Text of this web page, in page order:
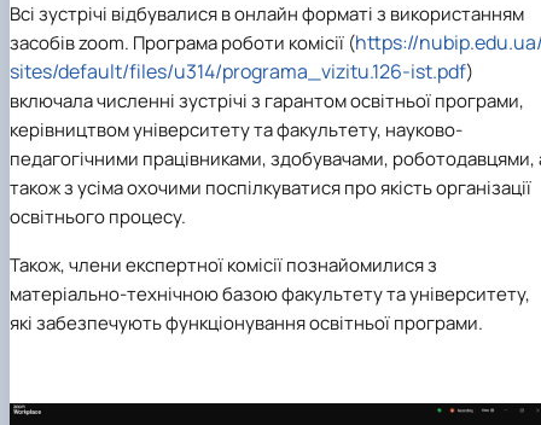
Всі зустрічі відбувалися в онлайн форматі з використанням
засобів zoom. Програма роботи комісії (https://
sites/default/files/u314/programa_vizitu.126-ist.pdf)
включала численні зустрічі з гарантом освітньої програми,
керівництвом університету та факультету, науково-
педагогічними працівниками, здобувачами, роботодавцями,
також з усіма охочими поспілкуватися про якість організації
освітнього процесу.
Також, члени експертної комісії познайомилися з
матеріально-технічною базою факультету та університету,
які забезпечують функціонування освітньої програми.